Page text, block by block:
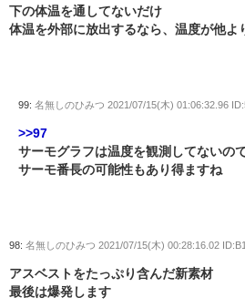
下の体温を通してないだけ
体温を外部に放出するなら、温度が他よ
99: 名無しのひみつ 2021/07/15(木) 01:06:32.96
>>97
サーモグラフは温度を観測してないの
サーモ番長の可能性もあり得ますね
98: 名無しのひみつ 2021/07/15(木) 00:28:16.02
アスベストをたっぷり含んだ新素材
最後は爆発します